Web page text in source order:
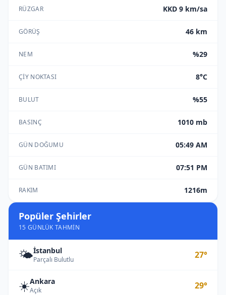
RÜZGAR KKD 9 km/sa
GÖRÜŞ 46 km
NEM %29
ÇIY NOKTASI 8°C
BULUT %55
BASINÇ 1010 mb
GÜN DOĞUMU 05:49 AM
GÜN BATIMI 07:51 PM
RAKIM 1216m
Popüler Şehirler
15 GÜNLÜK TAHMIN
🌤️İstanbul
Parçalı Bulutlu 27°
☀️Ankara
Açık 29°